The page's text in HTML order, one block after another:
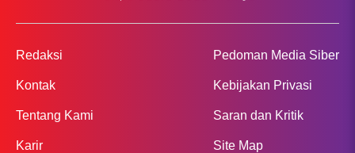
Redaksi
Kontak
Tentang Kami
Karir
Pedoman Media Siber
Kebijakan Privasi
Saran dan Kritik
Site Map